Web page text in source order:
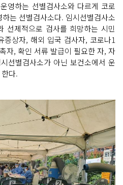
영하는 선별검사소와 다르게 코로
는 선별검사소다. 임시선별검사소
선제적으로 검사를 희망하는 시민
상자, 해외 입국 검사자, 코로나1
자, 확인 서류 발급이 필요한 자, 자
선별검사소가 아닌 보건소에서 운
다.